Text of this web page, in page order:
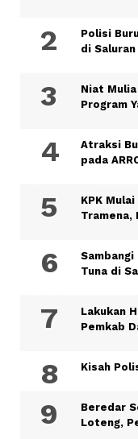
Polisi
di
Niat
Program
Atraksi
pada
KPK
Tramena,
Tuna di
Lakukan
Pemkab
Kisah
Beredar
Loteng,